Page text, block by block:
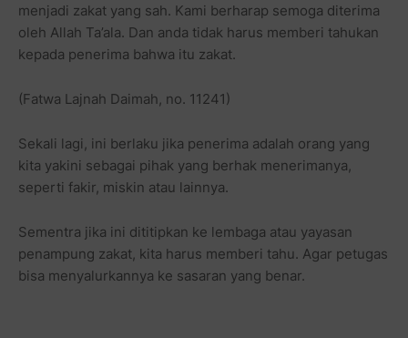
menjadi zakat yang sah. Kami berharap semoga diterima
oleh Allah Ta’ala. Dan anda tidak harus memberi tahukan
kepada penerima bahwa itu zakat.
(Fatwa Lajnah Daimah, no. 11241)
Sekali lagi, ini berlaku jika penerima adalah orang yang
kita yakini sebagai pihak yang berhak menerimanya,
seperti fakir, miskin atau lainnya.
Sementra jika ini dititipkan ke lembaga atau yayasan
penampung zakat, kita harus memberi tahu. Agar petugas
bisa menyalurkannya ke sasaran yang benar.